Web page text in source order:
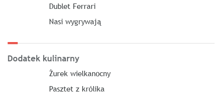
Dublet Ferrari
Nasi wygrywają
Dodatek kulinarny
Żurek wielkanocny
Pasztet z królika